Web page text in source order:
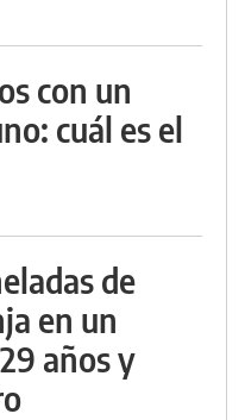
con un
cuál es el
de
en un
años y